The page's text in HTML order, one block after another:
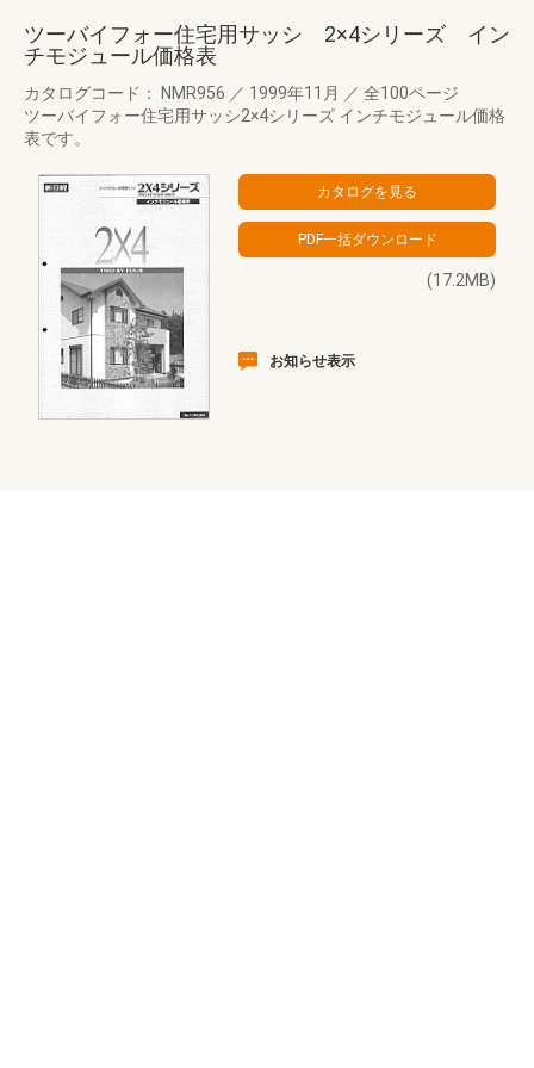
ツーバイフォー住宅用サッシ 2×4シリーズ イン
チモジュール価格表
カタログコード： NMR956 ／ 1999年11月 ／ 全100ページ
ツーバイフォー住宅用サッシ2×4シリーズ インチモジュール価格
表です。
(17.2MB)
お知らせ表示